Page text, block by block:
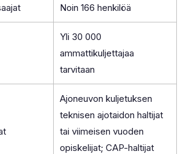
Noin 166 henkilöä
Yli 30 000
ammattikuljettajaa
tarvitaan
Ajoneuvon kuljetuksen
teknisen ajotaidon haltijat
tai viimeisen vuoden
opiskelijat; CAP-haltijat